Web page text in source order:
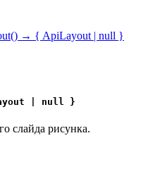
→ { ApiLayout | null }
| null }
слайда рисунка.